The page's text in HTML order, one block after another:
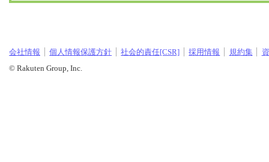
会社情報 個人情報保護方針 社会的責任[CSR] 採用情報 規約集
© Rakuten Group, Inc.